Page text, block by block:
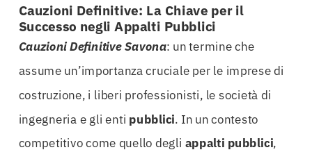
Cauzioni Definitive: La Chiave per il
Successo negli Appalti Pubblici
Cauzioni Definitive Savona: un termine che
assume un’importanza cruciale per le imprese di
costruzione, i liberi professionisti, le società di
ingegneria e gli enti pubblici. In un contesto
competitivo come quello degli appalti pubblici,